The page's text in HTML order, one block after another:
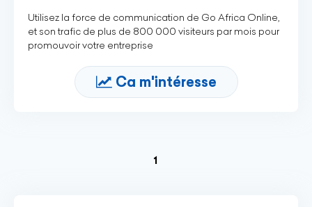
Utilisez la force de communication de Go Africa Online,
et son trafic de plus de 800 000 visiteurs par mois pour
promouvoir votre entreprise
Ca m'intéresse
1